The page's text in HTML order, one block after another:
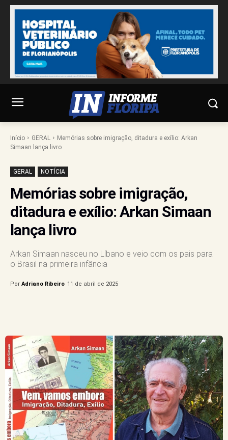
Início GERAL
Memórias sobre imigração, ditadura e exílio: Arkan
Simaan lança livro
GERAL NOTÍCIA
Memórias sobre imigração,
ditadura e exílio: Arkan Simaan
lança livro
Arkan Simaan nasceu no Líbano e veio com os pais para
o Brasil na primeira infância
Por Adriano Ribeiro 11 de abril de 2025